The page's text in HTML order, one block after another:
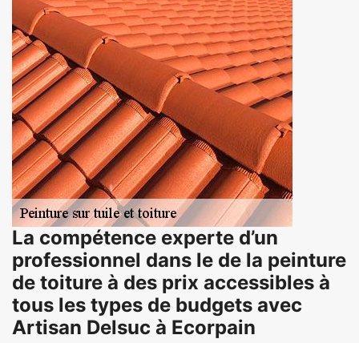
La compétence experte d’un
professionnel dans le de la peinture
de toiture à des prix accessibles à
tous les types de budgets avec
Artisan Delsuc à Ecorpain